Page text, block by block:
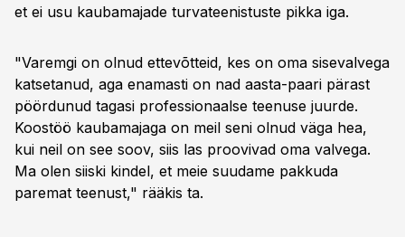
et ei usu kaubamajade turvateenistuste pikka iga.
"Varemgi on olnud ettevõtteid, kes on oma sisevalvega
katsetanud, aga enamasti on nad aasta-paari pärast
pöördunud tagasi professionaalse teenuse juurde.
Koostöö kaubamajaga on meil seni olnud väga hea,
kui neil on see soov, siis las proovivad oma valvega.
Ma olen siiski kindel, et meie suudame pakkuda
paremat teenust," rääkis ta.